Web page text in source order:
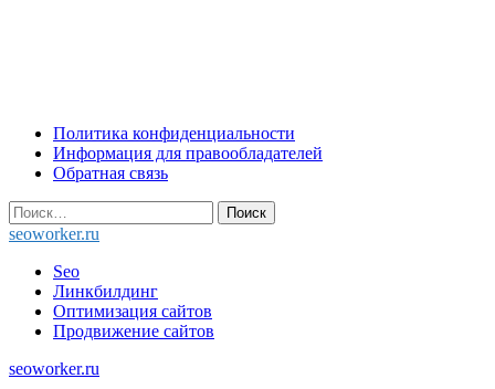
Skip
content
Политика конфиденциальности
Информация для правообладателей
Обратная связь
Найти:
seoworker.ru
Seo
Линкбилдинг
Оптимизация сайтов
Продвижение сайтов
seoworker.ru